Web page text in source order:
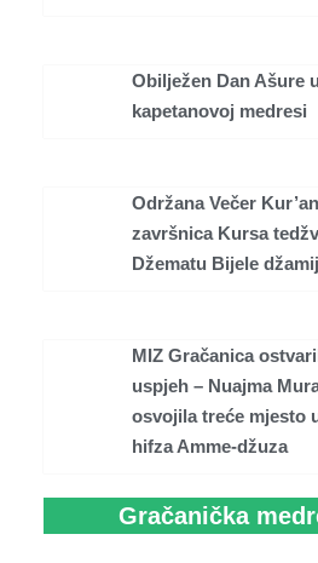
Obilježen Dan Ašure
kapetanovoj medresi
Održana Večer
završnica Kursa
Džematu Bijele
MIZ Gračanica
uspjeh – Nuajma
osvojila treće mjesto
hifza Amme-džuza
Gračanička